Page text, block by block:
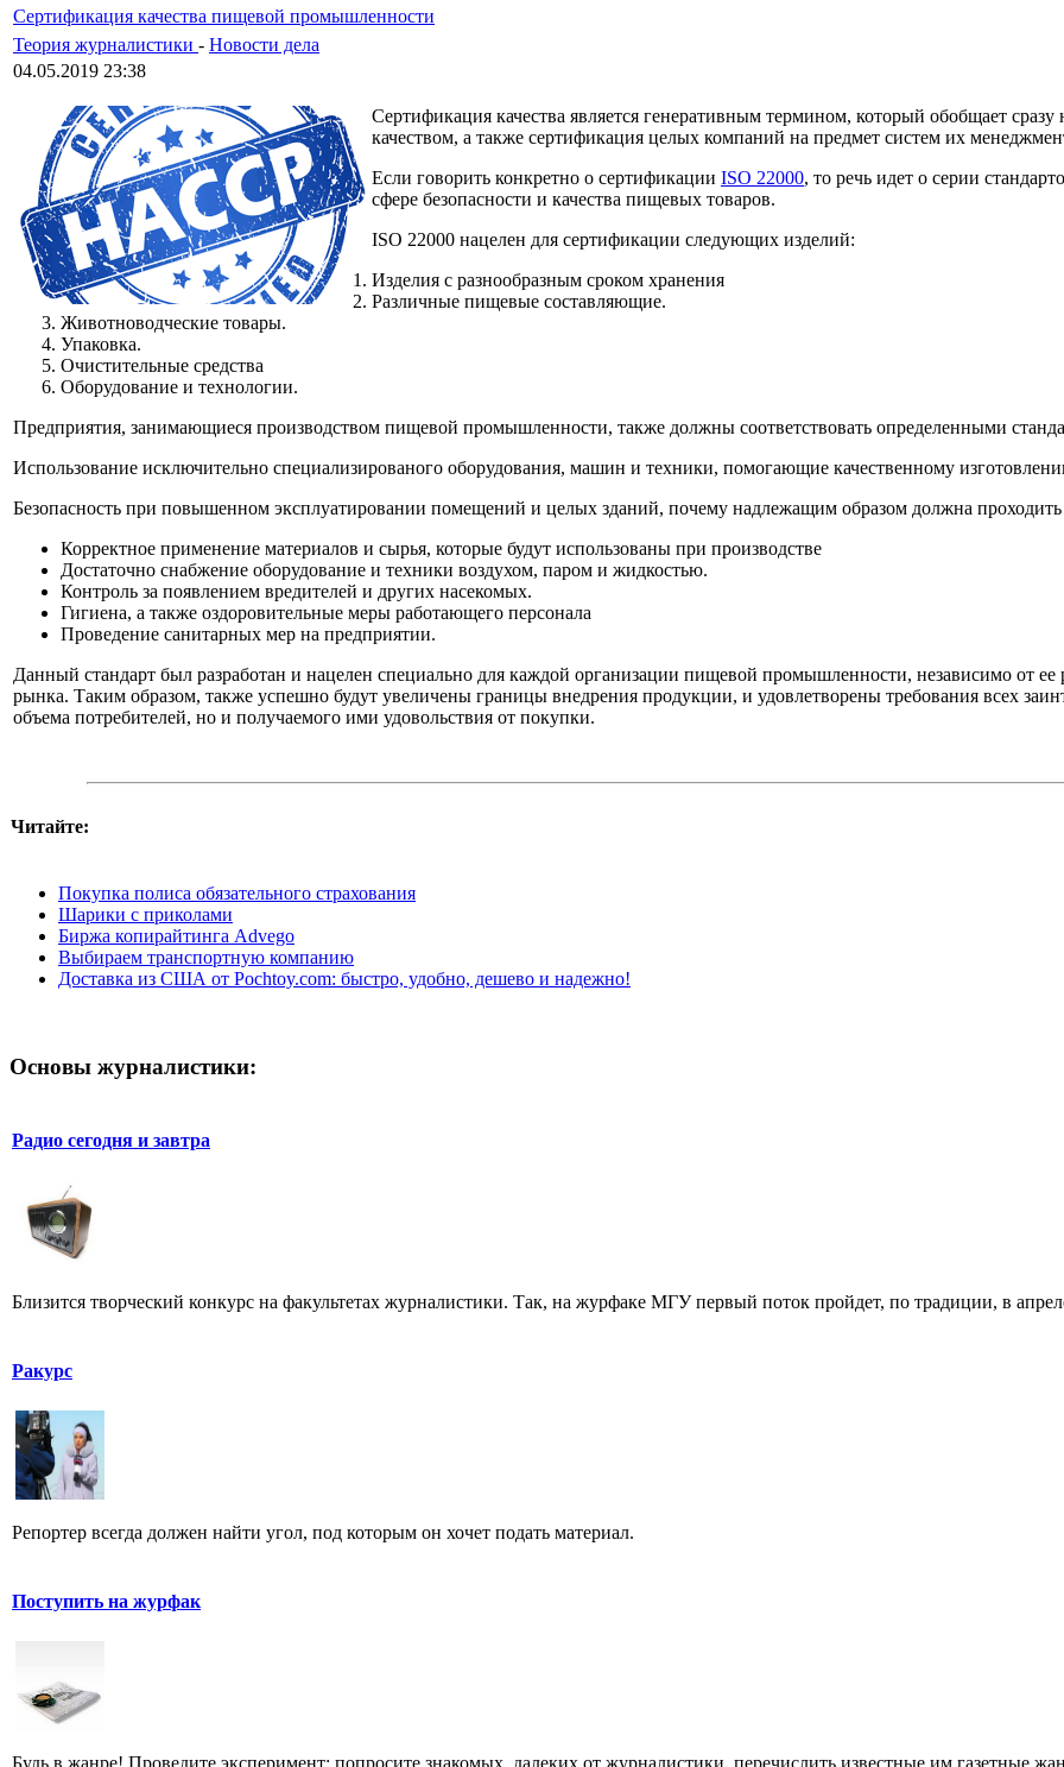
Сертификация качества пищевой промышленности
Теория журналистики - Новости дела
04.05.2019 23:38
Сертификация качества является генеративным термином, который обобщает
качеством, а также сертификация целых компаний на предмет систем их
Если говорить конкретно о сертификации ISO 22000, то речь идет о серии
сфере безопасности и качества пищевых товаров.
ISO 22000 нацелен для сертификации следующих изделий:
Изделия с разнообразным сроком хранения
Различные пищевые составляющие.
Животноводческие товары.
Упаковка.
Очистительные средства
Оборудование и технологии.
Предприятия, занимающиеся производством пищевой промышленности, также должны соответствовать определенными
Использование исключительно специализированого оборудования, машин и техники, помогающие качественному
Безопасность при повышенном эксплуатировании помещений и целых зданий, почему надлежащим образом должна
Корректное применение материалов и сырья, которые будут использованы при производстве
Достаточно снабжение оборудование и техники воздухом, паром и жидкостью.
Контроль за появлением вредителей и других насекомых.
Гигиена, а также оздоровительные меры работающего персонала
Проведение санитарных мер на предприятии.
Данный стандарт был разработан и нацелен специально для каждой организации пищевой промышленности, независимо от ее
рынка. Таким образом, также успешно будут увеличены границы внедрения продукции, и удовлетворены требования всех
объема потребителей, но и получаемого ими удовольствия от покупки.
Читайте:
Покупка полиса обязательного страхования
Шарики с приколами
Биржа копирайтинга Advego
Выбираем транспортную компанию
Доставка из США от Pochtoy.com: быстро, удобно, дешево и надежно!
Основы журналистики:
Радио сегодня и завтра
Близится творческий конкурс на факультетах журналистики. Так, на журфаке МГУ первый поток пройдет, по традиции, в
Ракурс
Репортер всегда должен найти угол, под которым он хочет подать материал.
Поступить на журфак
Будь в жанре! Проведите эксперимент: попросите знакомых, далеких от журналистики, перечислить известные им газетные